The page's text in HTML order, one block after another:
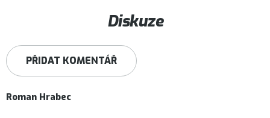
Diskuze
PŘIDAT KOMENTÁŘ
ý
Roman Hrabec